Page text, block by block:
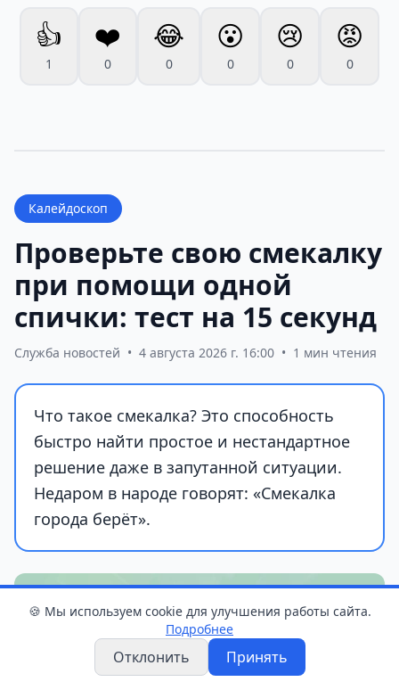
👍
1
❤️
0
😂
0
😮
0
😢
0
😡
0
Калейдоскоп
Проверьте свою смекалку
при помощи одной
спички: тест на 15 секунд
Служба новостей • 4 августа 2026 г. 16:00 • 1 мин чтения
Что такое смекалка? Это способность
быстро найти простое и нестандартное
решение даже в запутанной ситуации.
Недаром в народе говорят: «Смекалка
города берёт».
🍪 Мы используем cookie для улучшения работы сайта.
Подробнее
Отклонить Принять